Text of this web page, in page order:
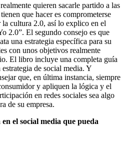
quieren sacarle partido a las
que hacer es comprometerse
cultura 2.0, así lo explico en el
2.0”. El segundo consejo es que
una estrategia específica para su
con unos objetivos realmente
El libro incluye una completa guía
de social media. Y
que, en última instancia, siempre
y apliquen la lógica y el
en redes sociales sea algo
de su empresa.
el social media que pueda